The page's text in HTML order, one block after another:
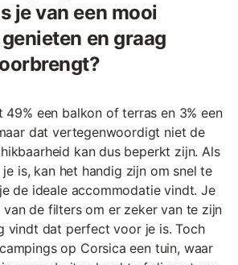
je van een mooi
en graag
49% een balkon of terras en 3% een
dat vertegenwoordigt niet de
kan dus beperkt zijn. Als
is, kan het handig zijn om snel te
de ideale accommodatie vindt. Je
van de filters om er zeker van te zijn
vindt dat perfect voor je is. Toch
op Corsica een tuin, waar